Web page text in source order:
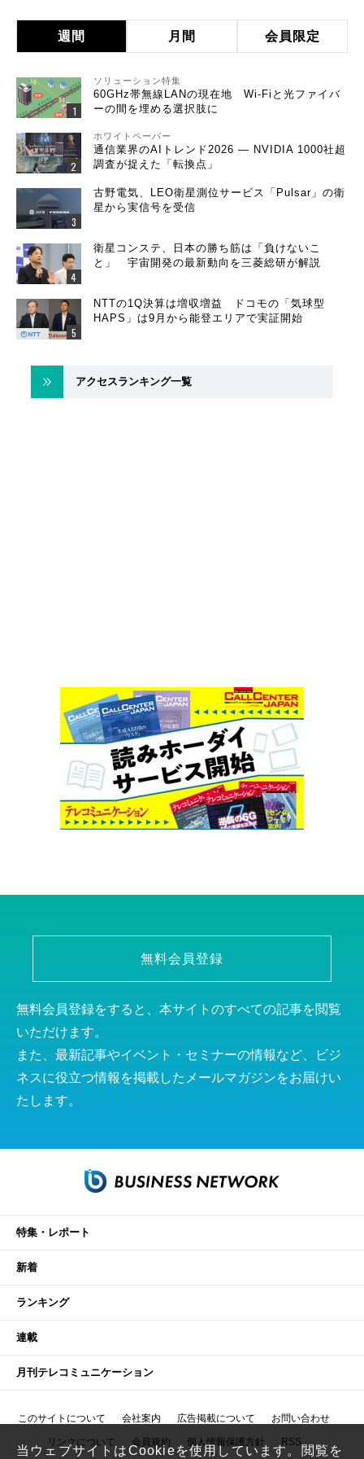
週間 月間 会員限定
ソリューション特集
60GHz帯無線LANの現在地 Wi-Fiと光ファイバ
ーの間を埋める選択肢に
ホワイトペーパー
通信業界のAIトレンド2026 ― NVIDIA 1000社超
調査が捉えた「転換点」
古野電気、LEO衛星測位サービス「Pulsar」の衛
星から実信号を受信
衛星コンステ、日本の勝ち筋は「負けないこ
と」 宇宙開発の最新動向を三菱総研が解説
NTTの1Q決算は増収増益 ドコモの「気球型
HAPS」は9月から能登エリアで実証開始
アクセスランキング一覧
無料会員登録
無料会員登録をすると、本サイトのすべての記事を閲覧
いただけます。
また、最新記事やイベント・セミナーの情報など、ビジ
ネスに役立つ情報を掲載したメールマガジンをお届けい
たします。
特集・レポート
新着
ランキング
連載
月刊テレコミュニケーション
このサイトについて 会社案内 広告掲載について お問い合わせ
リンクについて 会員規約 個人情報保護方針 RSS
当ウェブサイトはCookieを使用しています。閲覧を